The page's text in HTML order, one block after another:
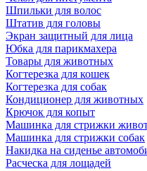
Шпильки для волос
Штатив для головы
Экран защитный для лица
Юбка для парикмахера
Товары для животных
Когтерезка для кошек
Когтерезка для собак
Кондиционер для животных
Крючок для копыт
Машинка для стрижки
Машинка для стрижки собак
Накидка на сиденье
Расческа для лощадей